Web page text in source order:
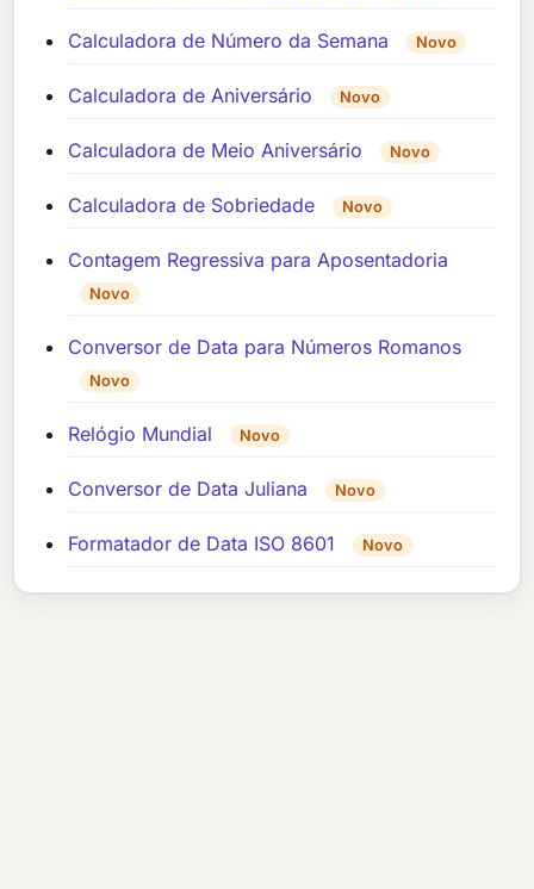
Calculadora de Número da Semana Novo
Calculadora de Aniversário Novo
Calculadora de Meio Aniversário Novo
Calculadora de Sobriedade Novo
Contagem Regressiva para Aposentadoria
Novo
Conversor de Data para Números Romanos
Novo
Relógio Mundial Novo
Conversor de Data Juliana Novo
Formatador de Data ISO 8601 Novo